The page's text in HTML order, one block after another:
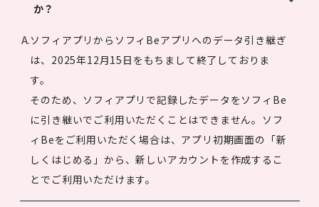
か？
ソフィアプリからソフィBeアプリへのデータ引き継ぎ
は、2025年12月15日をもちまして終了しておりま
す。
そのため、ソフィアプリで記録したデータをソフィBe
に引き継いでご利用いただくことはできません。ソフ
ィBeをご利用いただく場合は、アプリ初期画面の「新
しくはじめる」から、新しいアカウントを作成するこ
とでご利用いただけます。